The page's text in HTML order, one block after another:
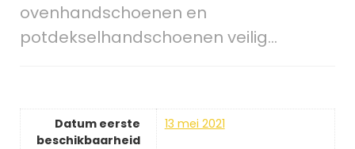
ovenhandschoenen en
potdekselhandschoenen veilig…
Datum eerste
beschikbaarheid
13 mei 2021